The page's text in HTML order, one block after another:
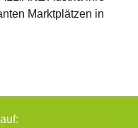
Marktplätzen in